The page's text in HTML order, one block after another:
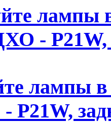
лампы
P21W,